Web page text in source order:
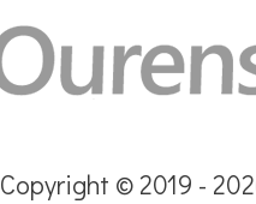
Copyright © 2019 -